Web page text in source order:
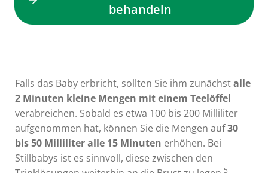
behandeln
Falls das Baby erbricht, sollten Sie ihm zunächstalle
2 Minuten kleine Mengen mit einem Teelöffel
verabreichen. Sobald es etwa 100 bis 200 Milliliter
aufgenommen hat, können Sie die Mengen auf30
bis 50 Milliliter alle 15 Minuten erhöhen. Bei
Stillbabys ist es sinnvoll, diese zwischen den
5